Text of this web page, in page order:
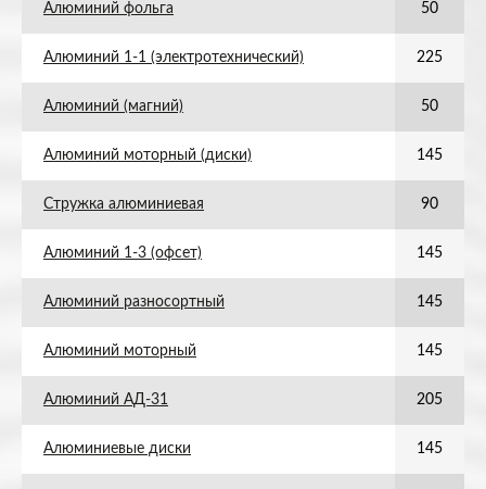
Алюминий фольга 50
Алюминий 1-1 (электротехнический) 225
Алюминий (магний) 50
Алюминий моторный (диски) 145
Стружка алюминиевая 90
Алюминий 1-3 (офсет) 145
Алюминий разносортный 145
Алюминий моторный 145
Алюминий АД-31 205
Алюминиевые диски 145